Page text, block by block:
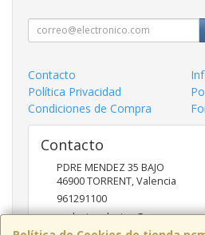
Contacto
Política Privacidad
Condiciones de Compra
Contacto
PDRE MENDEZ 35 BAJO
46900TORRENT,Valencia
961291100
nadasinsolucion@pcmas.es